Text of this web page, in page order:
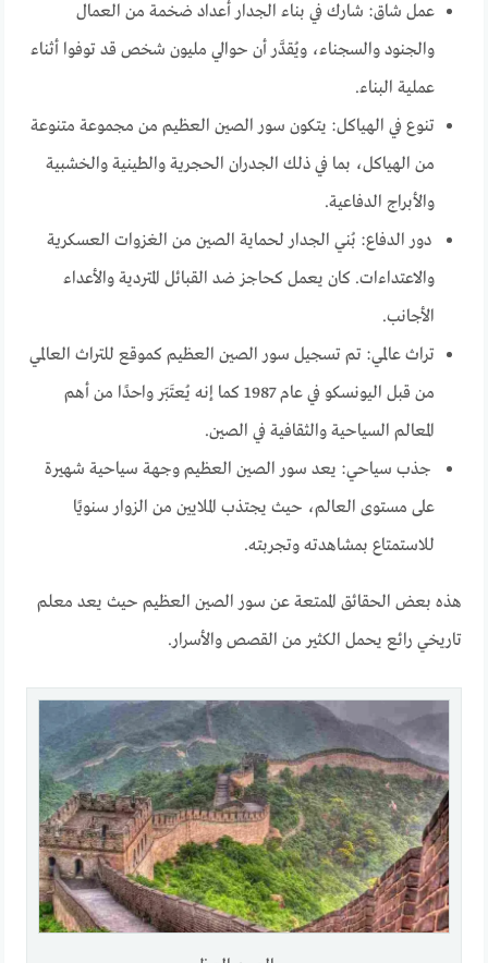
عمل شاق: شارك في بناء الجدار أعداد ضخمة من العمال
والجنود والسجناء، ويُقدَّر أن حوالي مليون شخص قد توفوا أثناء
عملية البناء.
تنوع في الهياكل: يتكون سور الصين العظيم من مجموعة متنوعة
من الهياكل، بما في ذلك الجدران الحجرية والطينية والخشبية
والأبراج الدفاعية.
دور الدفاع: بُني الجدار لحماية الصين من الغزوات العسكرية
والاعتداءات. كان يعمل كحاجز ضد القبائل المتردية والأعداء
الأجانب.
تراث عالمي: تم تسجيل سور الصين العظيم كموقع للتراث العالمي
من قبل اليونسكو في عام 1987 كما إنه يُعتَبَر واحدًا من أهم
المعالم السياحية والثقافية في الصين.
جذب سياحي: يعد سور الصين العظيم وجهة سياحية شهيرة
على مستوى العالم، حيث يجتذب الملايين من الزوار سنويًا
للاستمتاع بمشاهدته وتجربته.
هذه بعض الحقائق الممتعة عن سور الصين العظيم حيث يعد معلم
تاريخي رائع يحمل الكثير من القصص والأسرار.